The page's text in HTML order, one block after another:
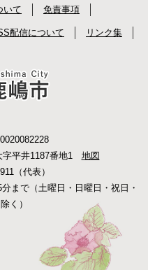
いて 免責事項
配信について リンク集
平井1187番地1 地図
（代表）
まで（土曜日・日曜日・祝日・
く）